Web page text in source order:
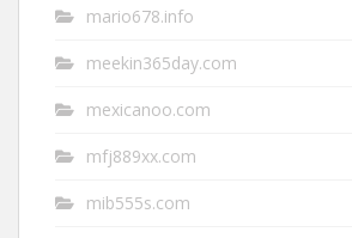
mario678.info
meekin365day.com
mexicanoo.com
mfj889xx.com
mib555s.com